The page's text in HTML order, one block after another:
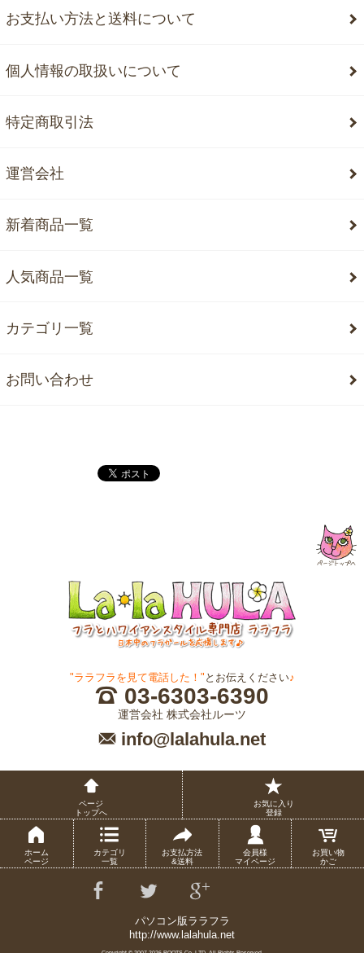
お支払い方法と送料について
個人情報の取扱いについて
特定商取引法
運営会社
新着商品一覧
人気商品一覧
カテゴリ一覧
お問い合わせ
"ララフラを見て電話した！" とお伝えください♪
03-6303-6390
運営会社 株式会社ルーツ
info@lalahula.net
ページ
トップへ
お気に入り
登録
ホーム
ページ
カテゴリ
一覧
お支払方法
&送料
会員様
マイページ
お買い物
かご
パソコン版ララフラ
http://www.lalahula.net